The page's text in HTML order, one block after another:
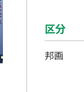
区分
邦画